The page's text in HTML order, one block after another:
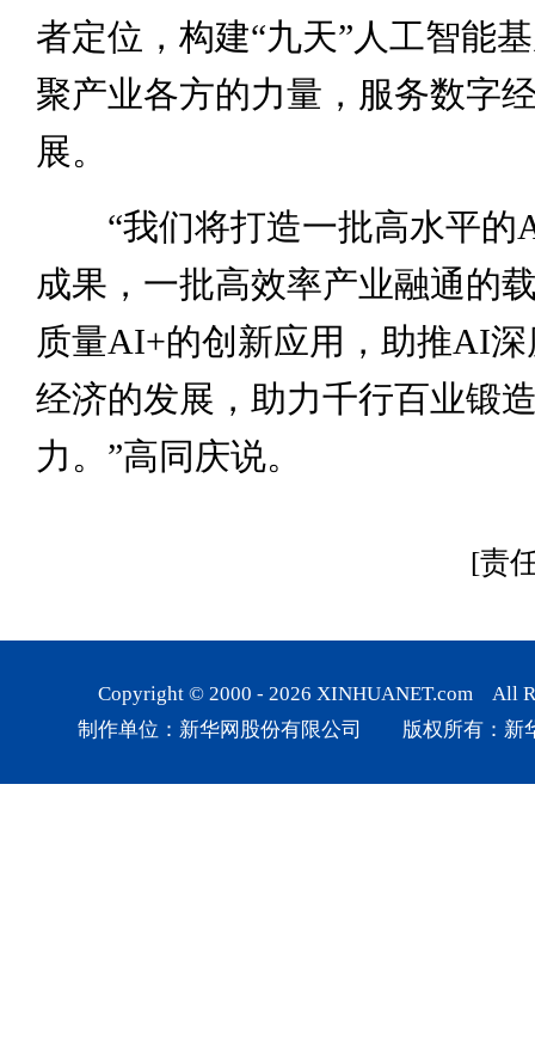
者定位，构建“九天”人工智能
聚产业各方的力量，服务数字
展。
“我们将打造一批高水平的
成果，一批高效率产业融通的
质量AI+的创新应用，助推AI
经济的发展，助力千行百业锻
力。”高同庆说。
[责
Copyright © 2000 - 2026 XINHUANET.com All
制作单位：新华网股份有限公司 版权所有：新